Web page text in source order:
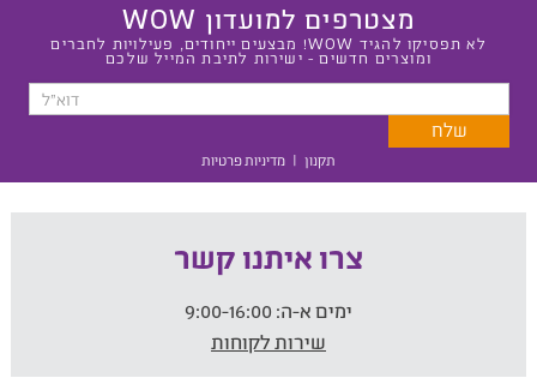
מצטרפים למועדון WOW
לא תפסיקו להגיד WOW! מבצעים ייחודים, פעילויות לחברים
ומוצרים חדשים - ישירות לתיבת המייל שלכם
תקנון | מדיניות פרטיות
צרו איתנו קשר
ימים א-ה:
שירות לקוחות